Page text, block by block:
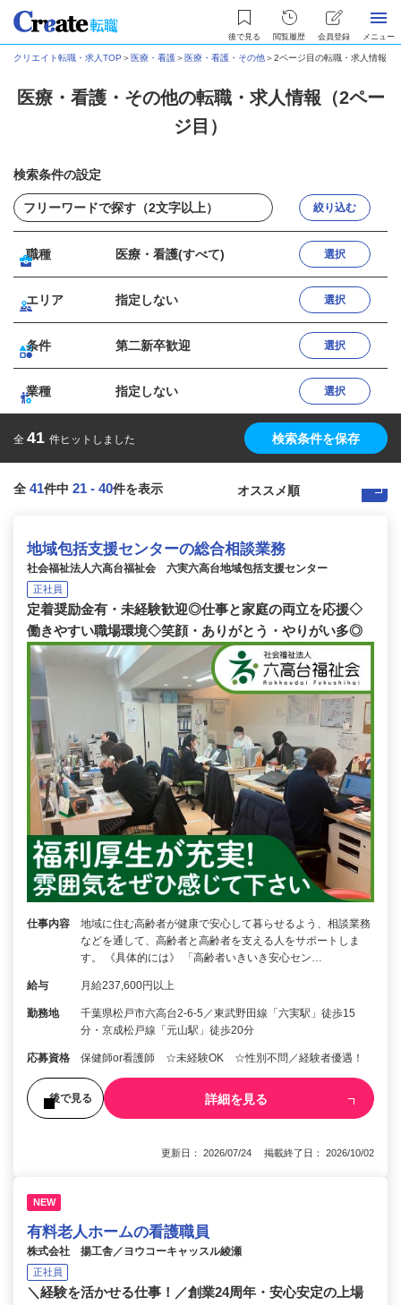
後で見る 閲覧履歴 会員登録 メニュー
クリエイト転職・求人TOP ＞ 医療・看護＞ 医療・看護・その他＞2ページ目の転職・求人情報
医療・看護・その他の転職・求人情報（2ペー
ジ目）
検索条件の設定
絞り込む
職種 医療・看護(すべて) 選択
エリア 指定しない 選択
条件 第二新卒歓迎 選択
業種 指定しない 選択
全 41 件ヒットしました 検索条件を保存
全 41件中 21 - 40件を表示
地域包括支援センターの総合相談業務
社会福祉法人六高台福祉会 六実六高台地域包括支援センター
正社員
定着奨励金有・未経験歓迎◎仕事と家庭の両立を応援◇
働きやすい職場環境◇笑顔・ありがとう・やりがい多◎
仕事内容
地域に住む高齢者が健康で安心して暮らせるよう、相談業務
などを通して、高齢者と高齢者を支える人をサポートしま
す。 《具体的には》 「高齢者いきいき安心セン…
給与 月給237,600円以上
勤務地
千葉県松戸市六高台2‑6-5／東武野田線「六実駅」徒歩15
分・京成松戸線「元山駅」徒歩20分
応募資格 保健師or看護師 ☆未経験OK ☆性別不問／経験者優遇！
後で見る 詳細を見る
更新日： 2026/07/24 掲載終了日： 2026/10/02
NEW
有料老人ホームの看護職員
株式会社 揚工舎／ヨウコーキャッスル綾瀬
正社員
＼経験を活かせる仕事！／創業24周年・安心安定の上場